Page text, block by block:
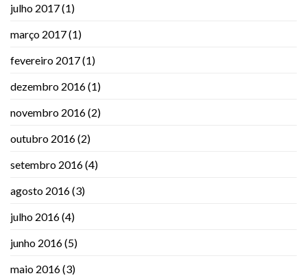
julho 2017(1)
março 2017(1)
fevereiro 2017(1)
dezembro 2016(1)
novembro 2016(2)
outubro 2016(2)
setembro 2016(4)
agosto 2016(3)
julho 2016(4)
junho 2016(5)
maio 2016(3)